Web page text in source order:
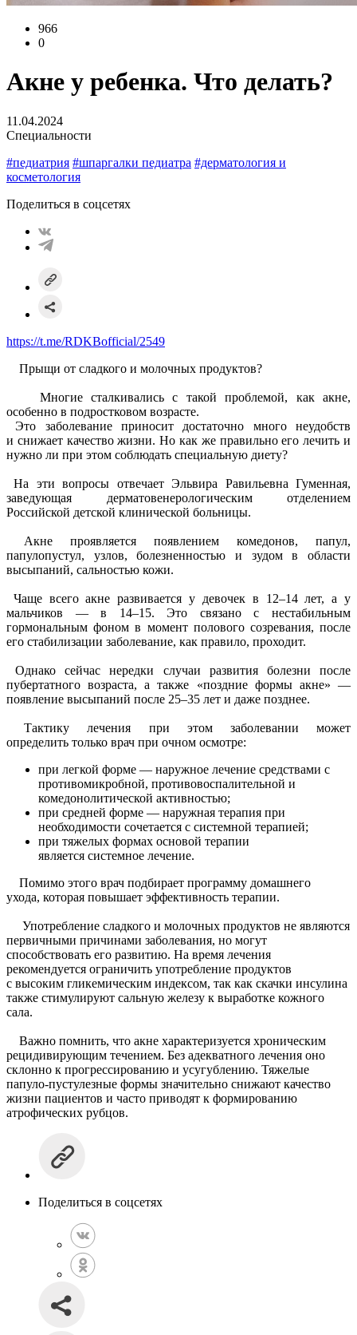
966
0
Акне у ребенка. Что делать?
11.04.2024
Специальности
#педиатрия #шпаргалки педиатра #дерматология и
косметология
Поделиться в соцсетях
https://t.me/RDKBofficial/2549
Прыщи от сладкого и молочных продуктов?
Многие сталкивались с такой проблемой, как акне,
особенно в подростковом возрасте.
Это заболевание приносит достаточно много неудобств
и снижает качество жизни. Но как же правильно его лечить и
нужно ли при этом соблюдать специальную диету?
На эти вопросы отвечает Эльвира Равильевна Гуменная,
заведующая дерматовенерологическим отделением
Российской детской клинической больницы.
Акне проявляется появлением комедонов, папул,
папулопустул, узлов, болезненностью и зудом в области
высыпаний, сальностью кожи.
Чаще всего акне развивается у девочек в 12–14 лет, а у
мальчиков — в 14–15. Это связано с нестабильным
гормональным фоном в момент полового созревания, после
его стабилизации заболевание, как правило, проходит.
Однако сейчас нередки случаи развития болезни после
пубертатного возраста, а также «поздние формы акне» —
появление высыпаний после 25–35 лет и даже позднее.
Тактику лечения при этом заболевании может
определить только врач при очном осмотре:
при легкой форме — наружное лечение средствами с
противомикробной, противовоспалительной и
комедонолитической активностью;
при средней форме — наружная терапия при
необходимости сочетается с системной терапией;
при тяжелых формах основой терапии
является системное лечение.
Помимо этого врач подбирает программу домашнего
ухода, которая повышает эффективность терапии.
Употребление сладкого и молочных продуктов не являются
первичными причинами заболевания, но могут
способствовать его развитию. На время лечения
рекомендуется ограничить употребление продуктов
с высоким гликемическим индексом, так как скачки инсулина
также стимулируют сальную железу к выработке кожного
сала.
Важно помнить, что акне характеризуется хроническим
рецидивирующим течением. Без адекватного лечения оно
склонно к прогрессированию и усугублению. Тяжелые
папуло-пустулезные формы значительно снижают качество
жизни пациентов и часто приводят к формированию
атрофических рубцов.
Поделиться в соцсетях